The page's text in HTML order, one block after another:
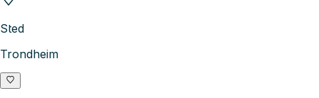
Sted
Trondheim